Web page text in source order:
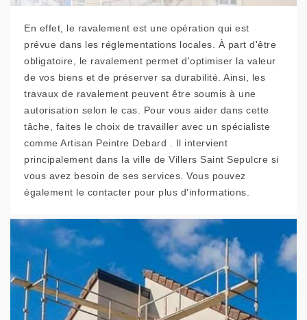
En effet, le ravalement est une opération qui est
prévue dans les réglementations locales. À part d'être
obligatoire, le ravalement permet d'optimiser la valeur
de vos biens et de préserver sa durabilité. Ainsi, les
travaux de ravalement peuvent être soumis à une
autorisation selon le cas. Pour vous aider dans cette
tâche, faites le choix de travailler avec un spécialiste
comme Artisan Peintre Debard . Il intervient
principalement dans la ville de Villers Saint Sepulcre si
vous avez besoin de ses services. Vous pouvez
également le contacter pour plus d'informations.